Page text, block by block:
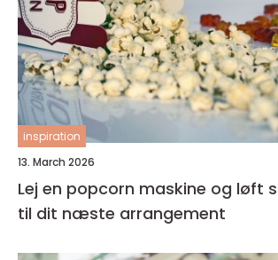
inspiration
13. March 2026
Lej en popcorn maskine og løft
til dit næste arrangement